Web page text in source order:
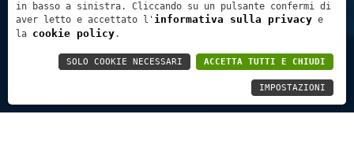
Pagamenti con:
in basso a sinistra. Cliccando su un pulsante confermi di
aver letto e accettato l' informativa sulla privacy e
la cookie policy.
ACCETTA TUTTI E CHIUDI
SOLO COOKIE NECESSARI
IMPOSTAZIONI